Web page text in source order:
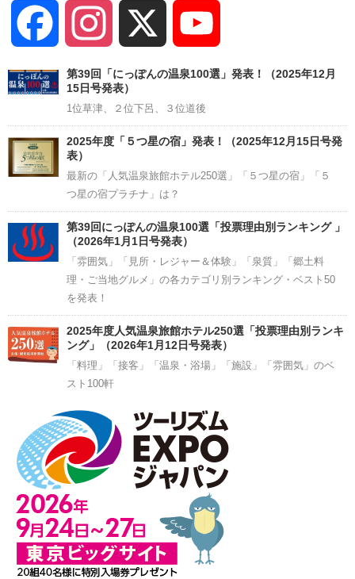
Facebook Instagram
Channel
第39回「にっぽんの温泉100選」発表！（2025年12月
15日号発表）
1位草津、２位下呂、３位道後
2025年度「５つ星の宿」発表！（2025年12月15日号発
表）
最新の「人気温泉旅館ホテル250選」「５つ星の宿」「５
つ星の宿プラチナ」は？
第39回にっぽんの温泉100選「投票理由別ランキング 」
（2026年1月1日号発表）
「雰囲気」「見所・レジャー＆体験」「泉質」「郷土料
理・ご当地グルメ」の各カテゴリ別ランキング・ベスト50
を発表！
2025年度人気温泉旅館ホテル250選「投票理由別ランキ
ング」（2026年1月12日号発表）
「料理」「接客」「温泉・浴場」「施設」「雰囲気」のベ
スト100軒